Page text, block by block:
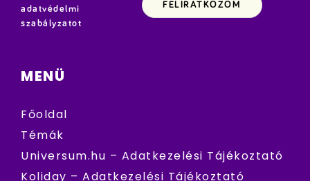
adatvédelmi
szabályzatot
MENÜ
Főoldal
Témák
Universum.hu – Adatkezelési Tájékoztató
Koliday – Adatkezelési Tájékoztató